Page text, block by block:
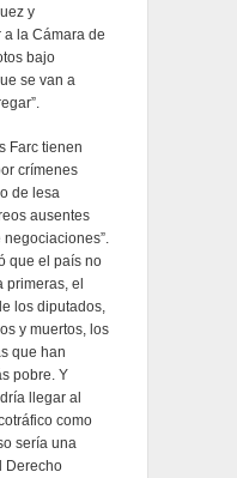
y
la Cámara de
bajo
se van a
Farc tienen
crímenes
de lesa
ausentes
que el país no
el
los diputados,
y muertos, los
que han
pobre. Y
llegar al
como
sería una
Derecho